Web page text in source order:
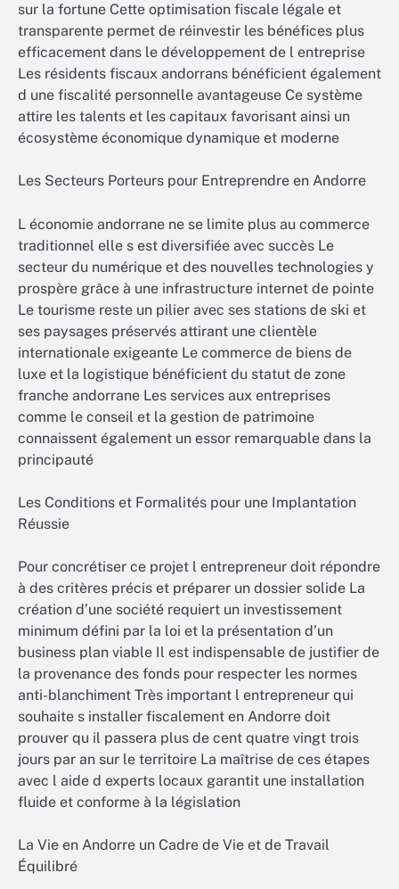
sur la fortune Cette optimisation fiscale légale et
transparente permet de réinvestir les bénéfices plus
efficacement dans le développement de l entreprise
Les résidents fiscaux andorrans bénéficient également
d une fiscalité personnelle avantageuse Ce système
attire les talents et les capitaux favorisant ainsi un
écosystème économique dynamique et moderne
Les Secteurs Porteurs pour Entreprendre en Andorre
L économie andorrane ne se limite plus au commerce
traditionnel elle s est diversifiée avec succès Le
secteur du numérique et des nouvelles technologies y
prospère grâce à une infrastructure internet de pointe
Le tourisme reste un pilier avec ses stations de ski et
ses paysages préservés attirant une clientèle
internationale exigeante Le commerce de biens de
luxe et la logistique bénéficient du statut de zone
franche andorrane Les services aux entreprises
comme le conseil et la gestion de patrimoine
connaissent également un essor remarquable dans la
principauté
Les Conditions et Formalités pour une Implantation
Réussie
Pour concrétiser ce projet l entrepreneur doit répondre
à des critères précis et préparer un dossier solide La
création d’une société requiert un investissement
minimum défini par la loi et la présentation d’un
business plan viable Il est indispensable de justifier de
la provenance des fonds pour respecter les normes
anti-blanchiment Très important l entrepreneur qui
souhaite s installer fiscalement en Andorre doit
prouver qu il passera plus de cent quatre vingt trois
jours par an sur le territoire La maîtrise de ces étapes
avec l aide d experts locaux garantit une installation
fluide et conforme à la législation
La Vie en Andorre un Cadre de Vie et de Travail
Équilibré